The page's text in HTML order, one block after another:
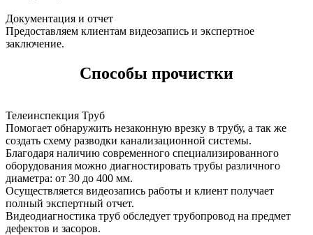
Документация и отчет
Предоставляем клиентам видеозапись и экспертное
заключение.
Способы прочистки
Телеинспекция Труб
Помогает обнаружить незаконную врезку в трубу, а так же
создать схему разводки канализационной системы.
Благодаря наличию современного специализированного
оборудования можно диагностировать трубы различного
диаметра: от 30 до 400 мм.
Осуществляется видеозапись работы и клиент получает
полный экспертный отчет.
Видеодиагностика труб обследует трубопровод на предмет
дефектов и засоров.